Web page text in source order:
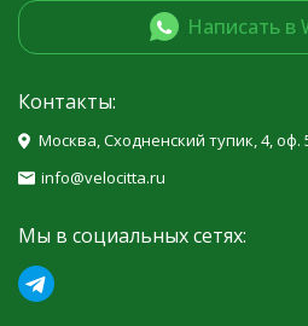
Написать в
Контакты:
Москва, Сходненский тупик, 4, оф.
info@velocitta.ru
Мы в социальных сетях: